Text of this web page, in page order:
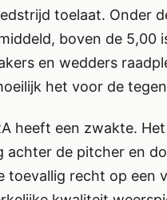
toelaat. Onder
boven de 5,00
en wedders
het voor de
heeft een zwakte.
achter de pitcher en
toevallig recht op een